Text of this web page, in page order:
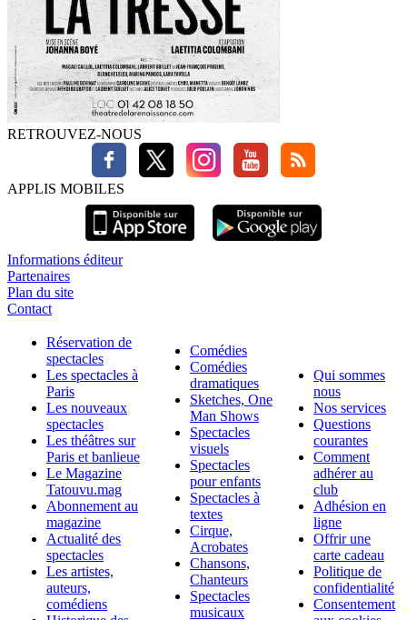
RETROUVEZ-NOUS
APPLIS MOBILES
Informations éditeur
Partenaires
Plan du site
Contact
Réservation de
spectacles
Les spectacles à
Paris
Les nouveaux
spectacles
Les théâtres sur
Paris et banlieue
Le Magazine
Tatouvu.mag
Abonnement au
magazine
Actualité des
spectacles
Les artistes,
auteurs,
comédiens
Comédies
Comédies
dramatiques
Sketches, One
Man Shows
Spectacles
visuels
Spectacles
pour enfants
Spectacles à
textes
Cirque,
Acrobates
Chansons,
Chanteurs
Spectacles
musicaux
Qui sommes
nous
Nos services
Questions
courantes
Comment
adhérer au
club
Adhésion en
ligne
Offrir une
carte cadeau
Politique de
confidentialité
Consentement